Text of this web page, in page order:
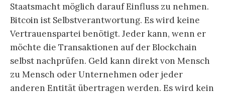
Staatsmacht möglich darauf Einfluss zu nehmen.
Bitcoin ist Selbstverantwortung. Es wird keine
Vertrauenspartei benötigt. Jeder kann, wenn er
möchte die Transaktionen auf der Blockchain
selbst nachprüfen. Geld kann direkt von Mensch
zu Mensch oder Unternehmen oder jeder
anderen Entität übertragen werden. Es wird kein